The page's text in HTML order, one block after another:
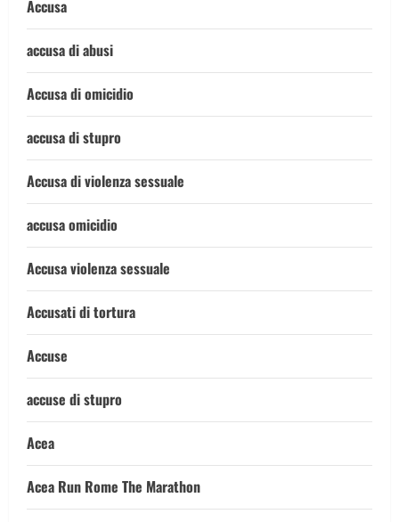
Accusa
accusa di abusi
Accusa di omicidio
accusa di stupro
Accusa di violenza sessuale
accusa omicidio
Accusa violenza sessuale
Accusati di tortura
Accuse
accuse di stupro
Acea
Acea Run Rome The Marathon